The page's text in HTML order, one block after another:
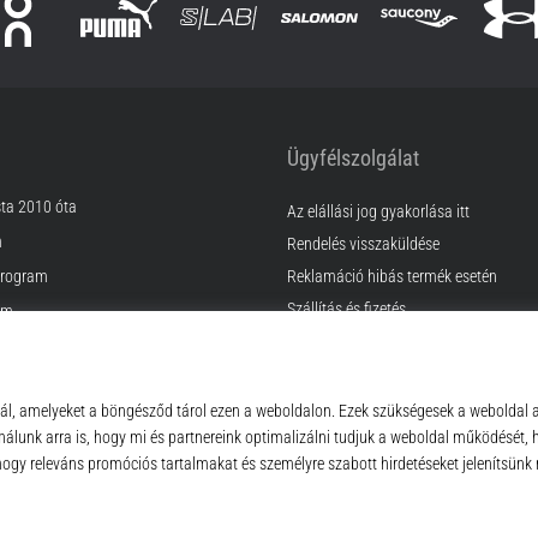
2010 óta
Feltételek
Ügyfélszolgálat
Az elállási jog gyakorlása itt
Rendelés visszaküldése
Reklamáció hibás termék esetén
Szállítás és fizetés
GyIK
Adatvédelmi nyilatkozat